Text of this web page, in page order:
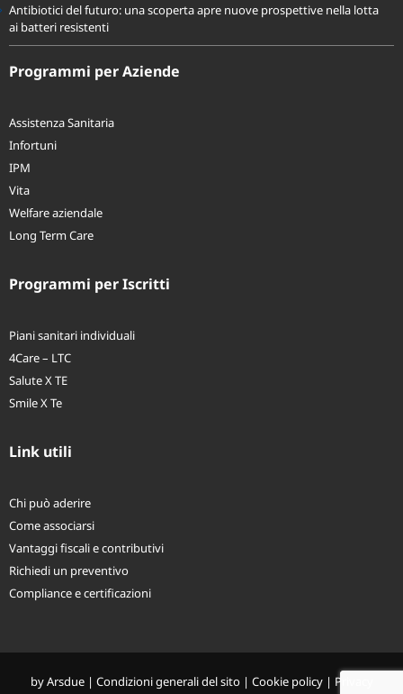
Antibiotici del futuro: una scoperta apre nuove prospettive nella lotta
ai batteri resistenti
Programmi per Aziende
Assistenza Sanitaria
Infortuni
IPM
Vita
Welfare aziendale
Long Term Care
Programmi per Iscritti
Piani sanitari individuali
4Care – LTC
Salute X TE
Smile X Te
Link utili
Chi può aderire
Come associarsi
Vantaggi fiscali e contributivi
Richiedi un preventivo
Compliance e certificazioni
byArsdue| Condizioni generali del sito| Cookie policy| Privacy